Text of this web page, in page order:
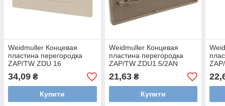
Weidmuller Концевая
пластина перегородка
ZAP/TW ZDU 16
1745150000
34,09 ₴
Купити
Weidmuller Концевая
пластина перегородка
ZAP/TW ZDU1.5/2AN
1776030000
21,63₴
Купити